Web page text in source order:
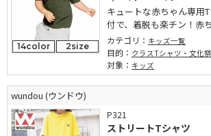
14color 2size
キュートな赤ちゃん専用
付で、着脱も楽チン！赤
カテゴリ： キッズ一覧
目的： クラスTシャツ・文化
対象： キッズ
wundou (ウンドウ)
P321
ストリートTシャツ